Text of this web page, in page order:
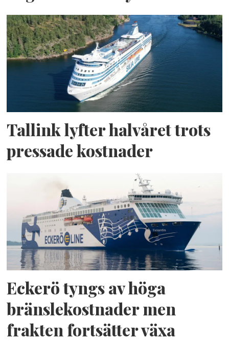
Tallink lyfter halvåret trots
pressade kostnader
Eckerö tyngs av höga
bränslekostnader men
frakten fortsätter växa